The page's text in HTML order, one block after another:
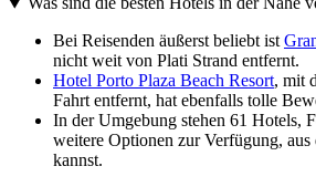
Bei Reisenden äußerst beliebt ist
nicht weit von Plati Strand entfernt.
Hotel Porto Plaza Beach Resort, mit
Fahrt entfernt, hat ebenfalls tolle
In der Umgebung stehen 61 Hotels,
weitere Optionen zur Verfügung, aus
kannst.